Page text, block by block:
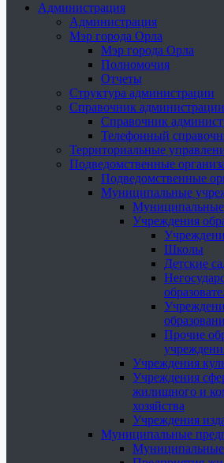
Администрация
Администрация
Мэр города Орла
Мэр города Орла
Полномочия
Отчеты
Структура администрации
Справочник администрации
Справочник
Телефонный
Территориальные
Подведомственные
Подведомственные
Муниципальные
Учреждения
Школы
Детские
Прочие
Учреждения
Учреждения
жилищного и
хозяйства
Учреждения
Муниципальные
Муниципальные